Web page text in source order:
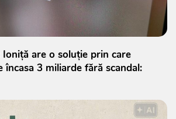
Ioniță are o soluție prin care
încasa 3 miliarde fără scandal: